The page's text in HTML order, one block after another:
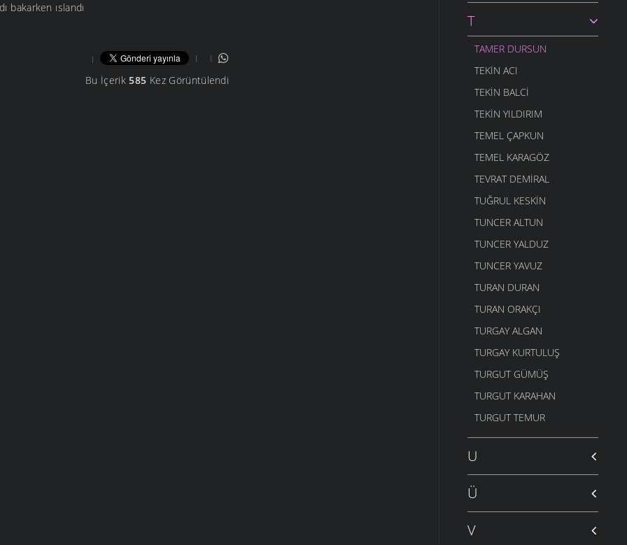
bakarken ıslandı
Bu İçerik585 Kez Görüntülendi
T
TAMER DURSUN
TEKIN ACI
TEKIN BALCI
TEKIN YILDIRIM
TEMEL ÇAPKUN
TEMEL KARAGÖZ
TEVRAT DEMIRAL
TUĞRUL KESKIN
TUNCER ALTUN
TUNCER YALDUZ
TUNCER YAVUZ
TURAN DURAN
TURAN ORAKÇI
TURGAY ALGAN
TURGAY KURTULUŞ
TURGUT GÜMÜŞ
TURGUT KARAHAN
TURGUT TEMUR
U
Ü
V